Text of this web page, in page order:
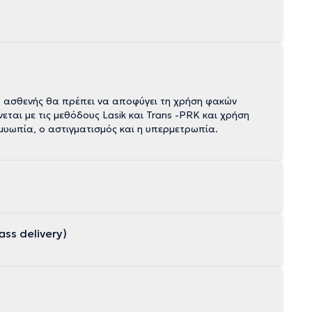
ασθενής θα πρέπει να αποφύγει τη χρήση φακών
Lasik και Trans -PRK και χρήση
η μυωπία, ο αστιγματισμός και η υπερμετρωπία.
delivery)